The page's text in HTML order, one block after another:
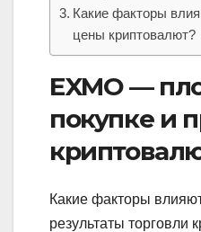
Какие факторы
цены криптовалют?
EXMO —
покупке и
Какие факторы
результаты торговли